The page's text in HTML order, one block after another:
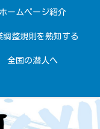
ホームページ紹介
調整規則を熟知する
全国の潜人へ